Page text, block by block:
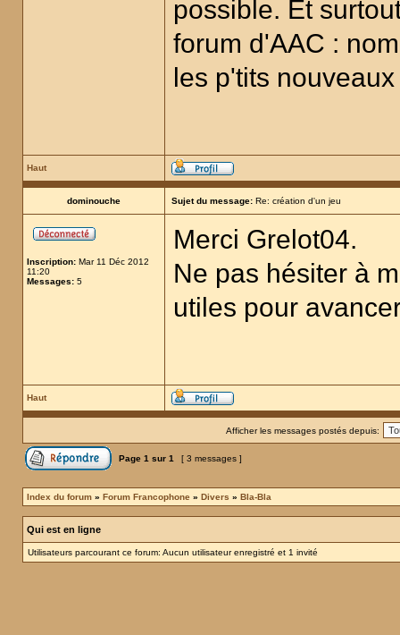
possible. Et
forum d'AAC :
les p'tits
Haut
dominouche Sujet du message: Re: création d'un jeu
Inscription: Mar 11 Déc 2012
11:20
Messages: 5
Merci Grelot04.
Ne pas hésiter à
utiles pour
Haut
Afficher les messages postés depuis:
Page 1 sur 1 [ 3 messages ]
Index du forum » Forum Francophone » Divers » Bla-Bla
Qui est en ligne
Utilisateurs parcourant ce forum: Aucun utilisateur enregistré et 1 invité